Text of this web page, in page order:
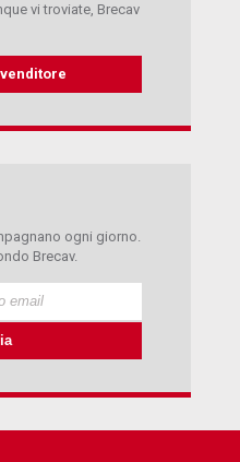
vi troviate, Brecav
ogni giorno.
Brecav.